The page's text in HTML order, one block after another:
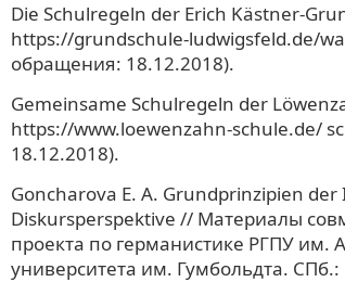
Die Schulregeln der Erich Kästner-
https://grundschule-ludwigsfeld.de/
обращения: 18.12.2018).
Gemeinsame Schulregeln der
https://www.loewenzahn-schule.de/
18.12.2018).
Goncharova E. A. Grundprinzipien
Diskursperspektive // Материалы
проекта по германистике РГПУ им.
университета им. Гумбольдта.